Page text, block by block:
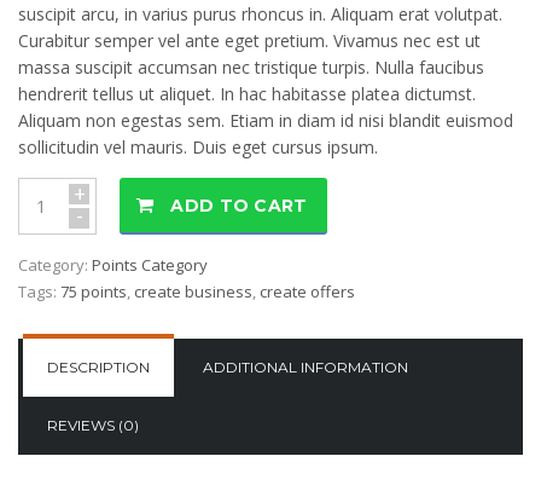
suscipit arcu, in varius purus rhoncus in. Aliquam erat volutpat.
Curabitur semper vel ante eget pretium. Vivamus nec est ut
massa suscipit accumsan nec tristique turpis. Nulla faucibus
hendrerit tellus ut aliquet. In hac habitasse platea dictumst.
Aliquam non egestas sem. Etiam in diam id nisi blandit euismod
sollicitudin vel mauris. Duis eget cursus ipsum.
+
- ADD TO CART
Category: Points Category
Tags: 75 points, create business, create offers
DESCRIPTION ADDITIONAL INFORMATION
REVIEWS (0)